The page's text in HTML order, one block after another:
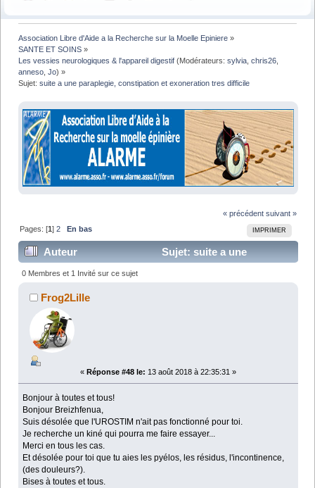
Association Libre d'Aide a la Recherche sur la Moelle Epiniere »
SANTE ET SOINS »
Les vessies neurologiques & l'appareil digestif (Modérateurs:sylvia ,chris26
anneso ,Jo) »
Sujet:suite a une paraplegie, constipation et exoneration tres difficile
« précédent suivant »
IMPRIMER
Pages: [1]2 En bas
Auteur
Sujet: suite a une
paraplegie, constipation et exoneration tres difficile
(Lu 57070 fois)
0 Membres et 1 Invité sur ce sujet
Frog2Lille
« Réponse #48 le: 13 août 2018 à 22:35:31 »
Bonjour à toutes et tous!
Bonjour Breizhfenua,
Suis désolée que l'UROSTIM n'ait pas fonctionné pour toi.
Je recherche un kiné qui pourra me faire essayer...
Merci en tous les cas.
Et désolée pour toi que tu aies les pyélos, les résidus, l'incontinence,
(des douleurs?).
Bises à toutes et tous.